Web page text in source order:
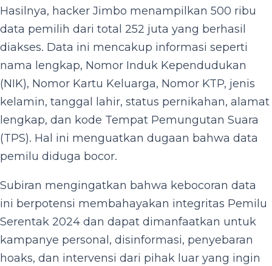
Hasilnya, hacker Jimbo menampilkan 500 ribu
data pemilih dari total 252 juta yang berhasil
diakses. Data ini mencakup informasi seperti
nama lengkap, Nomor Induk Kependudukan
(NIK), Nomor Kartu Keluarga, Nomor KTP, jenis
kelamin, tanggal lahir, status pernikahan, alamat
lengkap, dan kode Tempat Pemungutan Suara
(TPS). Hal ini menguatkan dugaan bahwa data
pemilu diduga bocor.
Subiran mengingatkan bahwa kebocoran data
ini berpotensi membahayakan integritas Pemilu
Serentak 2024 dan dapat dimanfaatkan untuk
kampanye personal, disinformasi, penyebaran
hoaks, dan intervensi dari pihak luar yang ingin